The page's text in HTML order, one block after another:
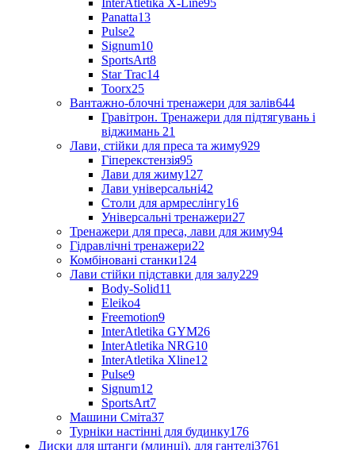
InterAtletika X-Line95
Panatta13
Pulse2
Signum10
SportsArt8
Star Trac14
Toorx25
Вантажно-блочні тренажери для залів644
Гравітрон. Тренажери для підтягувань і
віджимань 21
Лави, стійки для преса та жиму929
Гіперекстензія95
Лави для жиму127
Лави універсальні42
Столи для армреслінгу16
Універсальні тренажери27
Тренажери для преса, лави для жиму94
Гідравлічні тренажери22
Комбіновані станки124
Лави стійки підставки для залу229
Body-Solid11
Eleiko4
Freemotion9
InterAtletika GYM26
InterAtletika NRG10
InterAtletika Xline12
Pulse9
Signum12
SportsArt7
Машини Сміта37
Турніки настінні для будинку176
Диски для штанги (млинці), для гантелі3761